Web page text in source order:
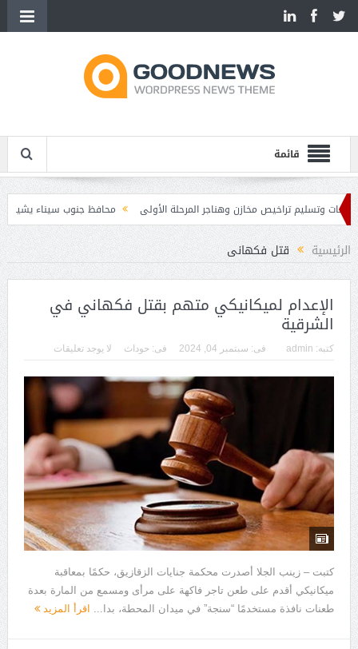
قائمة
وتسليم تراخيص مخازن وهناجر المرحلة الأولى
محافظ جنوب سيناء يشيد بدور
مقر النادي الإيطالي
الرئيسية قتل فكهانى
الإعدام لميكانيكي متهم بقتل فكهاني في
الشرقية
كتبه: admin فى: سبتمبر 04, 2024 فى: حوداث لا يوجد تعليقات
كتبت – زينب الجلا أصدرت محكمة جنايات الزقازيق، حكمًا بمعاقبة
ميكانيكي أقدم على طعن تاجر فاكهة على مرأى ومسمع من المارة بعدة
طعنات نافذة مستخدمًا “سنجة” في ميدان المحطة، بدا... اقرأ المزيد